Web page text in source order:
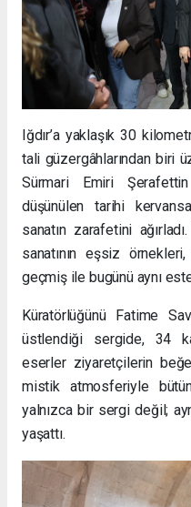
Iğdır’a yaklaşık 30
tali güzergâhlarından biri
Sürmari Emiri Şerafettin
düşünülen tarihi
sanatın zarafetini
sanatının eşsiz
geçmiş ile bugünü aynı
Küratörlüğünü Fatime
üstlendiği sergide, 34
eserler ziyaretçilerin
mistik atmosferiyle
yalnızca bir sergi değil;
yaşattı.